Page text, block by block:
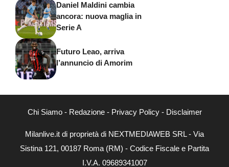
Daniel Maldini cambia
ancora: nuova maglia in
Serie A
Futuro Leao, arriva
l’annuncio di Amorim
Chi Siamo- Redazione- Privacy Policy- Disclaimer
Milanlive.it di proprietà di NEXTMEDIAWEB SRL - Via
Sistina 121, 00187 Roma (RM) - Codice Fiscale e Partita
I.V.A. 09689341007